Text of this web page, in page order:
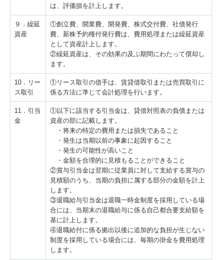
は、評価損を計上します。
９．繰延
資産
①創立費、開業費、開発費、株式交付費、社債発行
費、新株予約権付発行費は、費用処理または繰延資産
として資産計上します。
②繰延資産は、その効果の及ぶ期間にわたって償却し
ます。
10．リー
ス取引
①リース取引の借手は、賃貸借取引または売買取引に
係る方法に準じて会計処理を行います。
11．引当
金
①以下に該当する引当金は、貸借対照表の負債または
資産の部に記載します。
・将来の特定の費用または損失であること
・発生は当期以前の事象に起因すること
・発生の可能性が高いこと
・金額を合理的に見積もることができること
②賞与引当金は翌期に従業員に対して支給する賞与の
見積額のうち、当期の負担に属する部分の金額を計上
します。
③退職給与引当金は退職一時金制度を採用している場
合には、当期末の退職給与に係る自己都合要支給額を
基に計上します。
④退職給付に係る拠出以後に追加的な負担が生じない
制度を採用している場合には、毎期の掛金を費用処理
します。